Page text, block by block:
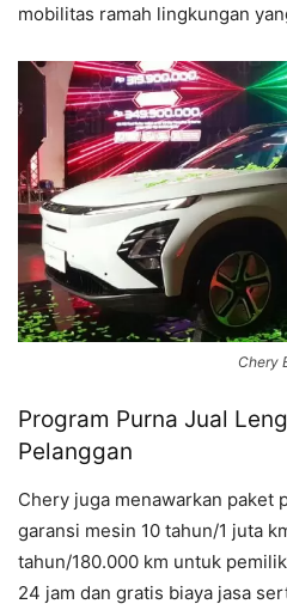
mobilitas ramah lingkungan
Chery
Program Purna Jual
Pelanggan
Chery juga menawarkan paket
garansi mesin 10 tahun/1 juta
tahun/180.000 km untuk
24 jam dan gratis biaya jasa